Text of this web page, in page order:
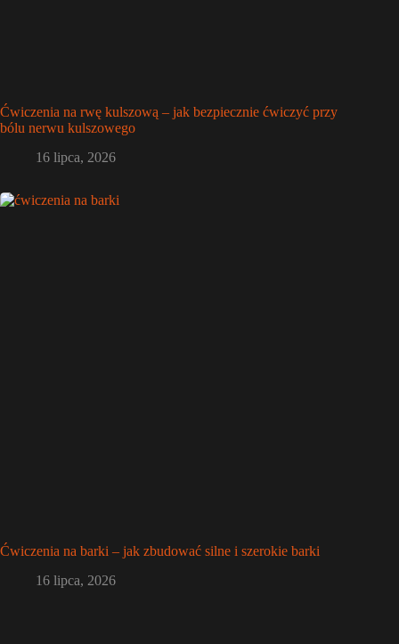
Ćwiczenia na rwę kulszową – jak bezpiecznie ćwiczyć przy
bólu nerwu kulszowego
16 lipca, 2026
Ćwiczenia na barki – jak zbudować silne i szerokie barki
16 lipca, 2026